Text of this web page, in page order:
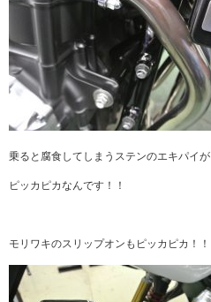
乗ると腐食してしまうステンのエキパイが
ピッカピカなんです！！
モリワキのスリップオンもピッカピカ！！